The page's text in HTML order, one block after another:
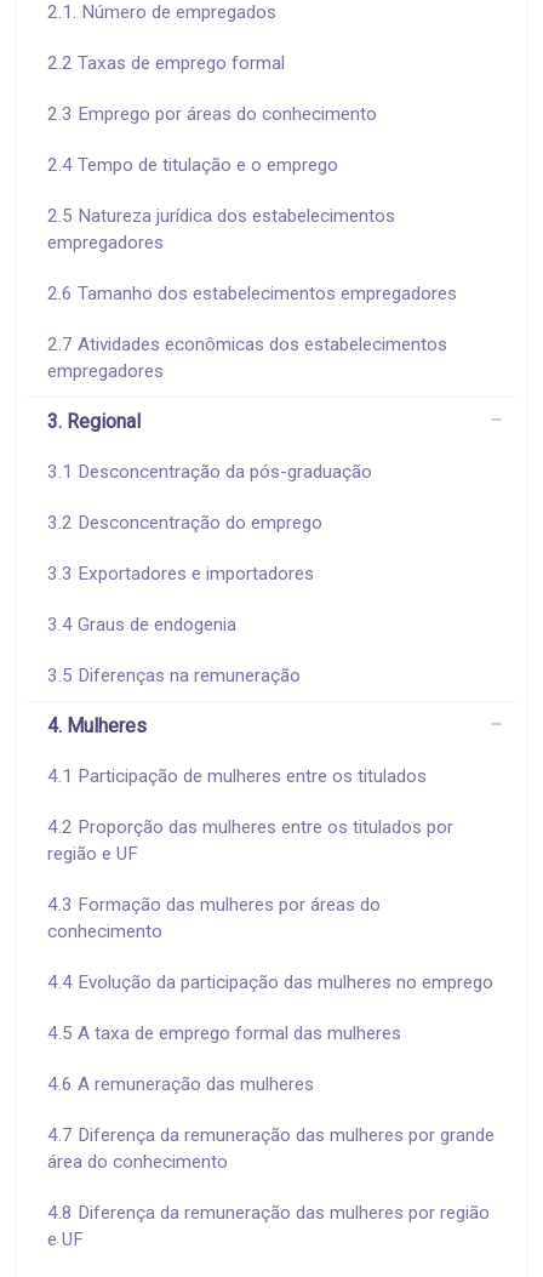
2.1. Número de empregados
2.2 Taxas de emprego formal
2.3 Emprego por áreas do conhecimento
2.4 Tempo de titulação e o emprego
2.5 Natureza jurídica dos estabelecimentos
empregadores
2.6 Tamanho dos estabelecimentos empregadores
2.7 Atividades econômicas dos estabelecimentos
empregadores
3. Regional
3.1 Desconcentração da pós-graduação
3.2 Desconcentração do emprego
3.3 Exportadores e importadores
3.4 Graus de endogenia
3.5 Diferenças na remuneração
4. Mulheres
4.1 Participação de mulheres entre os titulados
4.2 Proporção das mulheres entre os titulados por
região e UF
4.3 Formação das mulheres por áreas do
conhecimento
4.4 Evolução da participação das mulheres no emprego
4.5 A taxa de emprego formal das mulheres
4.6 A remuneração das mulheres
4.7 Diferença da remuneração das mulheres por grande
área do conhecimento
4.8 Diferença da remuneração das mulheres por região
e UF